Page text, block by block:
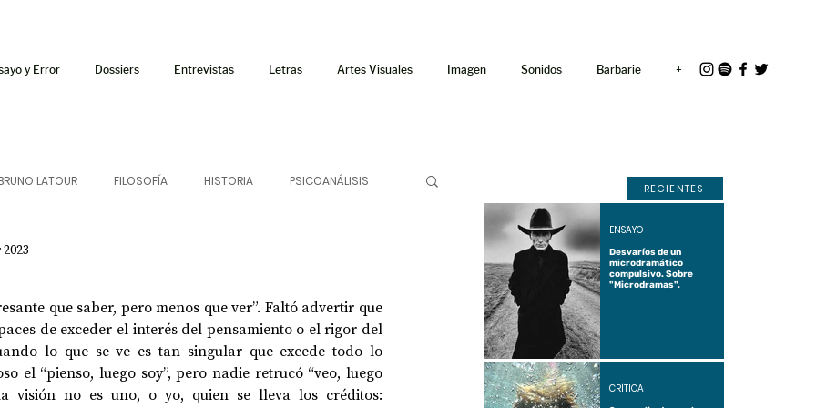
y Error Dossiers Entrevistas Letras Artes Visuales Imagen Sonidos Barbarie +
LATOUR FILOSOFÍA HISTORIA PSICOANÁLISIS
AUDIOTEXTO HÍBRIDOS CINE FICCIONES
AFUERISMOS POESÍA ENSAYO
que saber, pero menos que ver”. Faltó advertir que
de exceder el interés del pensamiento o el rigor del
lo que se ve es tan singular que excede todo lo
el “pienso, luego soy”, pero nadie retrucó “veo, luego
visión no es uno, o yo, quien se lleva los créditos:
RECIENTES
Desvaríos de un
microdramático
compulsivo. Sobre
"Microdramas".
ENSAYO
CRÍTICA